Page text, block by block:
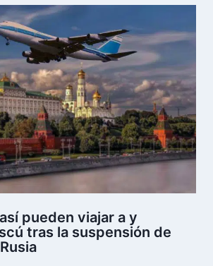
pueden viajar a y
tras la suspensión de